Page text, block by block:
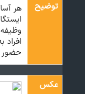
توضیح
هر
حضور
عکس